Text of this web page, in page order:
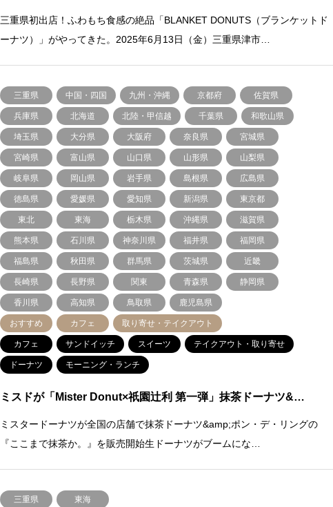
三重県初出店！ふわもち食感の絶品「BLANKET DONUTS（ブランケットド
ーナツ）」がやってきた。2025年6月13日（金）三重県津市…
三重県 中国・四国 九州・沖縄 京都府 佐賀県
兵庫県 北海道 北陸・甲信越 千葉県 和歌山県
埼玉県 大分県 大阪府 奈良県 宮城県
宮崎県 富山県 山口県 山形県 山梨県
岐阜県 岡山県 岩手県 島根県 広島県
徳島県 愛媛県 愛知県 新潟県 東京都
東北 東海 栃木県 沖縄県 滋賀県
熊本県 石川県 神奈川県 福井県 福岡県
福島県 秋田県 群馬県 茨城県 近畿
長崎県 長野県 関東 青森県 静岡県
香川県 高知県 鳥取県 鹿児島県
おすすめ カフェ 取り寄せ・テイクアウト
カフェ サンドイッチ スイーツ テイクアウト・取り寄せ
ドーナツ モーニング・ランチ
ミスドが「Mister Donut×祇園辻利 第一弾」抹茶ドーナツ&…
ミスタードーナツが全国の店舗で抹茶ドーナツ&amp;ポン・デ・リングの
『ここまで抹茶か。』を販売開始生ドーナツがブームにな…
三重県 東海